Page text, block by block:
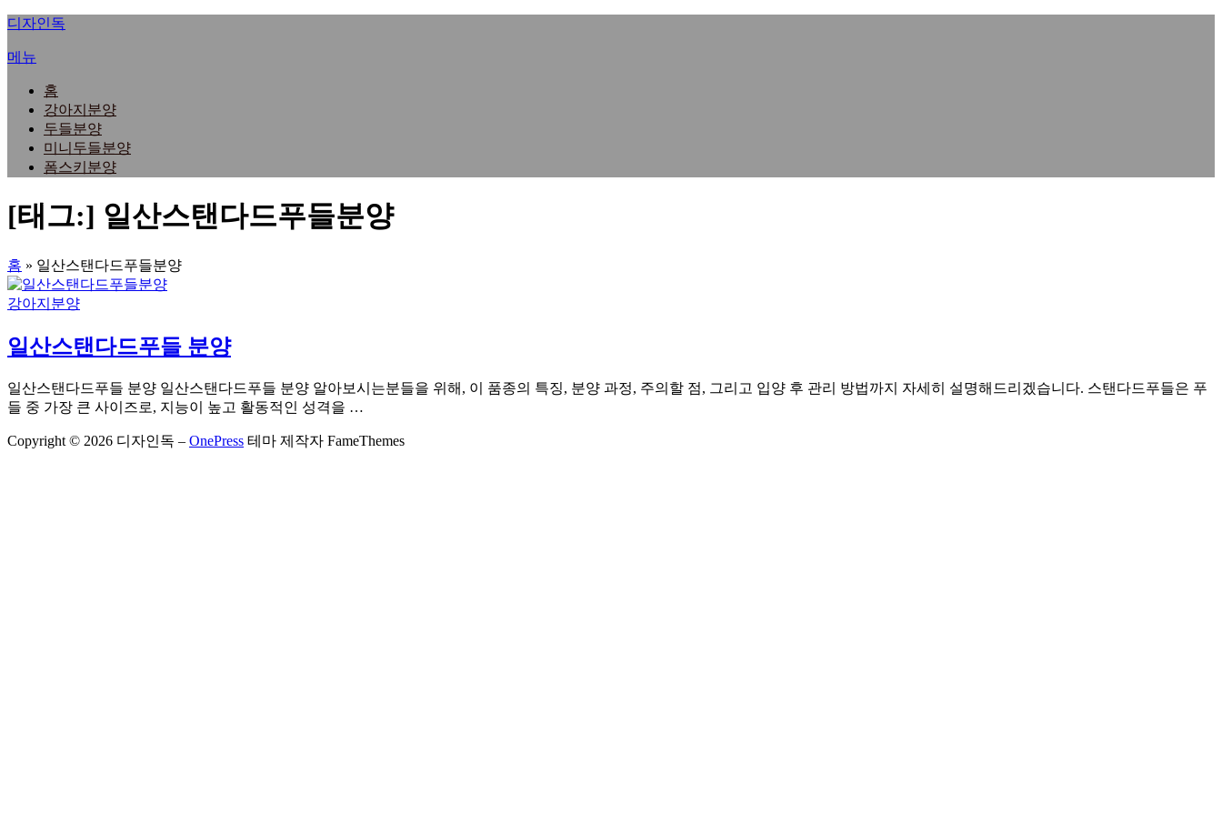
내
으
디자인독
메뉴
홈
강아지분양
두들분양
미니두들분양
폼스키분양
[태그:] 일산스탠다드푸들분양
홈 » 일산스탠다드푸들분양
강아지분양
일산스탠다드푸들 분양
일산스탠다드푸들 분양 일산스탠다드푸들 분양 알아보시는분들을 위해, 이 품종의 특징, 분양 과정, 주의할 점, 그리고 입양 후 관리 방법까지 자세히 설명해드리겠습니다. 스탠다드푸들은 푸
들 중 가장 큰 사이즈로, 지능이 높고 활동적인 성격을 …
Copyright © 2026 디자인독 – OnePress 테마 제작자 FameThemes